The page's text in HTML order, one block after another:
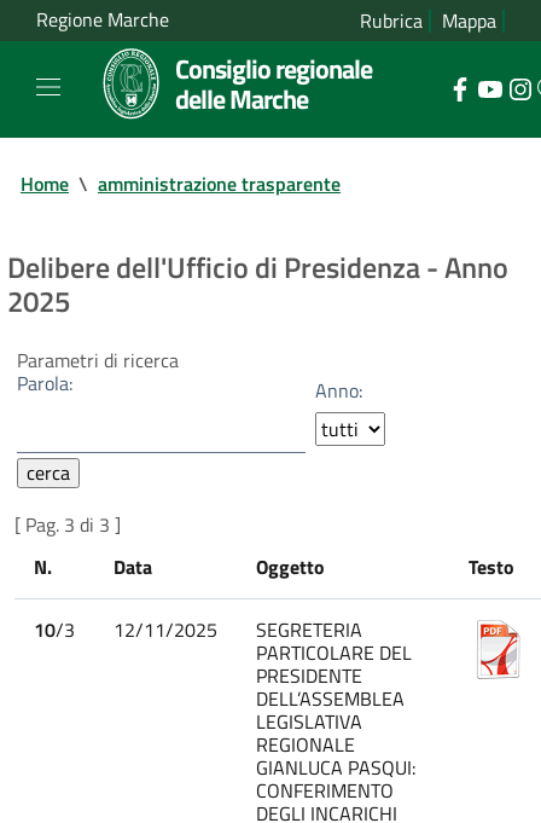
Regione Marche Rubrica Mappa
Consiglio regionale
delle Marche
Home \ amministrazione trasparente
Delibere dell'Ufficio di Presidenza - Anno
2025
Parametri di ricerca
Parola: Anno:
[ Pag. 3 di 3 ]
N.
Data Oggetto Testo
10/3 12/11/2025 SEGRETERIA
PARTICOLARE DEL
PRESIDENTE
DELL’ASSEMBLEA
LEGISLATIVA
REGIONALE
GIANLUCA PASQUI:
CONFERIMENTO
DEGLI INCARICHI